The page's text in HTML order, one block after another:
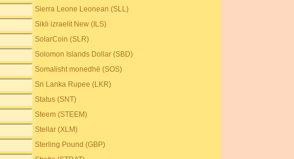
Sierra Leone Leonean (SLL)
Sikli izraelit New (ILS)
SolarCoin (SLR)
Solomon Islands Dollar (SBD)
Somalisht monedhë (SOS)
Sri Lanka Rupee (LKR)
Status (SNT)
Steem (STEEM)
Stellar (XLM)
Sterling Pound (GBP)